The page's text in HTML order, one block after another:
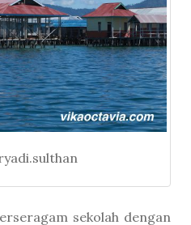
sekolah dengan